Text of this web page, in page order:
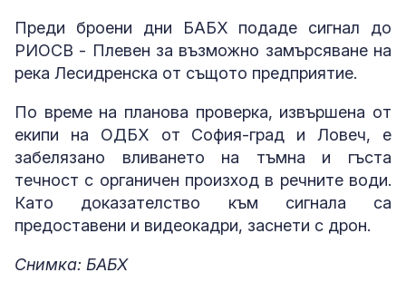
Преди броени дни БАБХ подаде сигнал до
РИОСВ - Плевен за възможно замърсяване на
река Лесидренска от същото предприятие.
По време на планова проверка, извършена от
екипи на ОДБХ от София-град и Ловеч, е
забелязано вливането на тъмна и гъста
течност с органичен произход в речните води.
Като доказателство към сигнала са
предоставени и видеокадри, заснети с дрон.
Снимка: БАБХ